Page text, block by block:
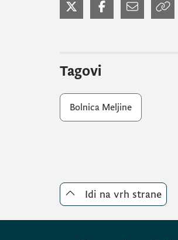
Tagovi
Bolnica Meljine
Idi na vrh strane